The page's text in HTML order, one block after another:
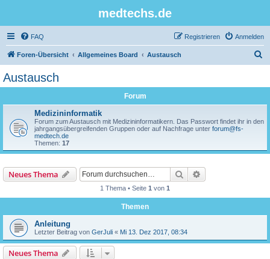
medtechs.de
FAQ Anmelden
Registrieren
Foren-Übersicht Allgemeines Board Austausch
Austausch
Forum
Medizininformatik
Forum zum Austausch mit Medizininformatikern. Das Passwort findet ihr in den
jahrgangsübergreifenden Gruppen oder auf Nachfrage unter forum@fs-
medtech.de
Themen: 17
Neues Thema Suche
1 Thema • Seite 1 von 1
Themen
Anleitung
Letzter Beitrag von GerJuli « Mi 13. Dez 2017, 08:34
Neues Thema